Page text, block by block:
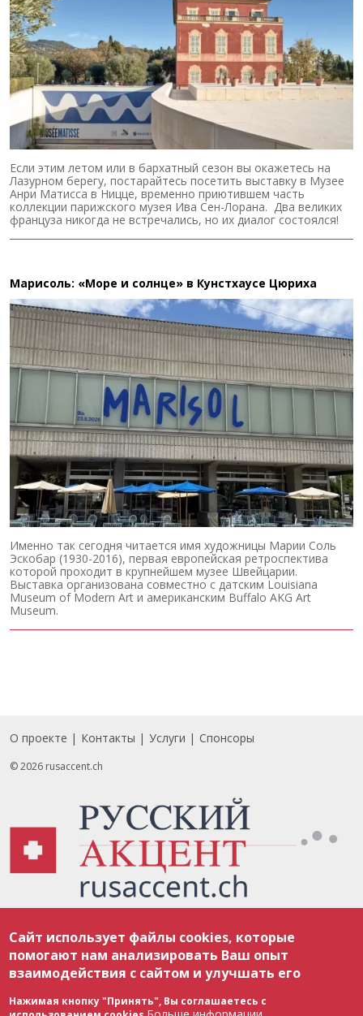
Если этим летом или в бархатный сезон вы окажетесь на
Лазурном берегу, постарайтесь посетить выставку в Музее
Анри Матисса в Ницце, временно приютившем часть
коллекции парижского музея Ива Сен-Лорана. Два великих
француза никогда не встречались, но их диалог состоялся!
Марисоль: «Море и солнце» в Кунстхаусе Цюриха
Именно так сегодня читается имя художницы Марии Соль
Эскобар (1930-2016), первая европейская ретроспектива
которой проходит в крупнейшем музее Швейцарии.
Выставка организована совместно с датским Louisiana
Museum of Modern Art и американским Buffalo AKG Art
Museum.
Footer
О проекте Контакты Услуги Спонсоры
© 2026 rusaccent.ch
соответствии с законодательством Швейцарии об авторском праве и
международными соглашениями. Полное или частичное использование
материалов возможно только с разрешения редакции. В случае полного
или частичного воспроизведения материалов сайта rusaccent.ch,
ОБЯЗАТЕЛЬНА АКТИВНАЯ ГИПЕРССЫЛКА на конкретный заимствованный
текст. Фотоизображения, размещенные редакцией rusaccent.ch, являются
ее исключительной собственностью. Полное или частичное
Сайт использует файлы cookies, которые
помогают нам анализировать Ваш опыт
взаимодействия с сайтом и улучшать его
Нажимая кнопку "Принять", Вы соглашаетесь с